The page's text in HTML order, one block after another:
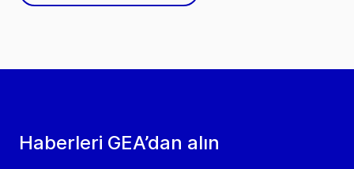
Haberleri GEA’dan alın